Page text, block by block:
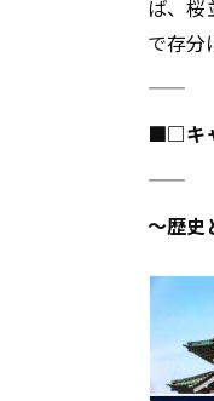
ば、桜
で存分
――――――――――――――――――――――――――――――――――――――
■□キ
――――――――――――――――――――――――――――――――――――――
～歴史